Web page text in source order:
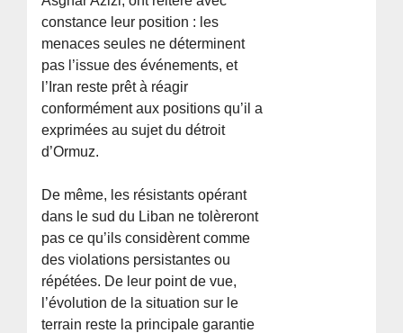
constance leur position : les
menaces seules ne déterminent
pas l’issue des événements, et
l’Iran reste prêt à réagir
conformément aux positions qu’il a
exprimées au sujet du détroit
d’Ormuz.
De même, les résistants opérant
dans le sud du Liban ne tolèreront
pas ce qu’ils considèrent comme
des violations persistantes ou
répétées. De leur point de vue,
l’évolution de la situation sur le
terrain reste la principale garantie